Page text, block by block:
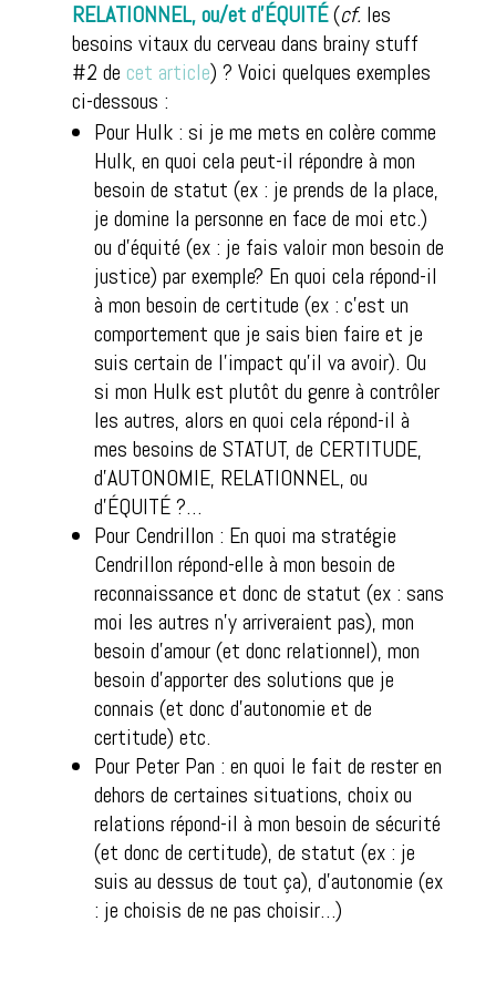
RELATIONNEL, ou/et d’ÉQUITÉ(cf. les
besoins vitaux du cerveau dans brainy stuff
#2 de cet article) ? Voici quelques exemples
ci-dessous :
Pour Hulk : si je me mets en colère comme
Hulk, en quoi cela peut-il répondre à mon
besoin de statut (ex : je prends de la place,
je domine la personne en face de moi etc.)
ou d’équité (ex : je fais valoir mon besoin de
justice) par exemple? En quoi cela répond-il
à mon besoin de certitude (ex : c’est un
comportement que je sais bien faire et je
suis certain de l’impact qu’il va avoir). Ou
si mon Hulk est plutôt du genre à contrôler
les autres, alors en quoi cela répond-il à
mes besoins de STATUT, de CERTITUDE,
d’AUTONOMIE, RELATIONNEL, ou
d’ÉQUITÉ ?…
Pour Cendrillon : En quoi ma stratégie
Cendrillon répond-elle à mon besoin de
reconnaissance et donc de statut (ex : sans
moi les autres n’y arriveraient pas), mon
besoin d’amour (et donc relationnel), mon
besoin d’apporter des solutions que je
connais (et donc d’autonomie et de
certitude) etc.
Pour Peter Pan : en quoi le fait de rester en
dehors de certaines situations, choix ou
relations répond-il à mon besoin de sécurité
(et donc de certitude), de statut (ex : je
suis au dessus de tout ça), d’autonomie (ex
: je choisis de ne pas choisir…)